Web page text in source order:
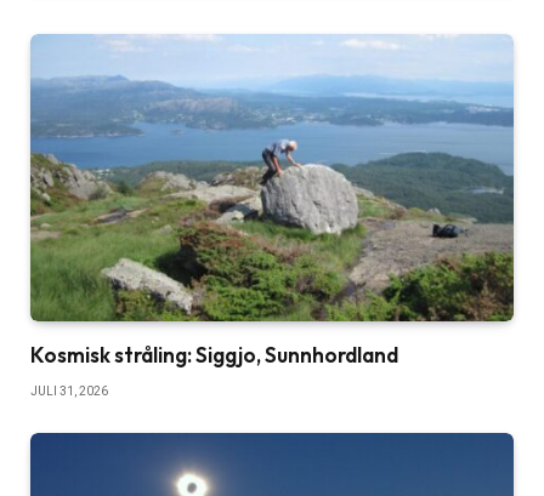
Kosmisk stråling: Siggjo, Sunnhordland
JULI 31, 2026